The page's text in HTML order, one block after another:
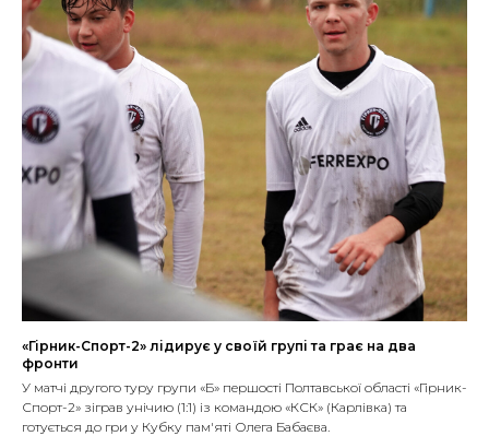
«Гірник-Спорт-2» лідирує у своїй групі та грає на два
фронти
У матчі другого туру групи «Б» першості Полтавської області «Гірник-
Спорт-2» зіграв унічию (1:1) із командою «КСК» (Карлівка) та
готується до гри у Кубку пам'яті Олега Бабаєва.